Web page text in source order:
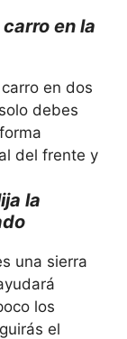
en la
en dos
debes
del frente y
la
una sierra
los
el